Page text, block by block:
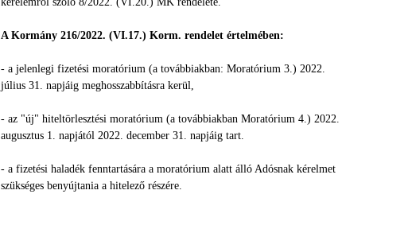
A Kormány 216/2022. (VI.17.) Korm. rendelet értelmében:
- a jelenlegi fizetési moratórium (a továbbiakban: Moratórium 3.) 2022.
július 31. napjáig meghosszabbításra kerül,
- az "új" hiteltörlesztési moratórium (a továbbiakban Moratórium 4.) 2022.
augusztus 1. napjától 2022. december 31. napjáig tart.
- a fizetési haladék fenntartására a moratórium alatt álló Adósnak kérelmet
szükséges benyújtania a hitelező részére.